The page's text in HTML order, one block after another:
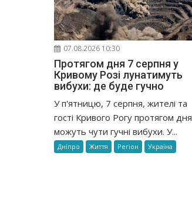
07.08.2026 10:30
Протягом дня 7 серпня у
Кривому Розі лунатимуть
вибухи: де буде гучно
У п'ятницю, 7 серпня, жителі та
гості Кривого Рогу протягом дня
можуть чути гучні вибухи. У...
Дніпро Життя Регіон Україна